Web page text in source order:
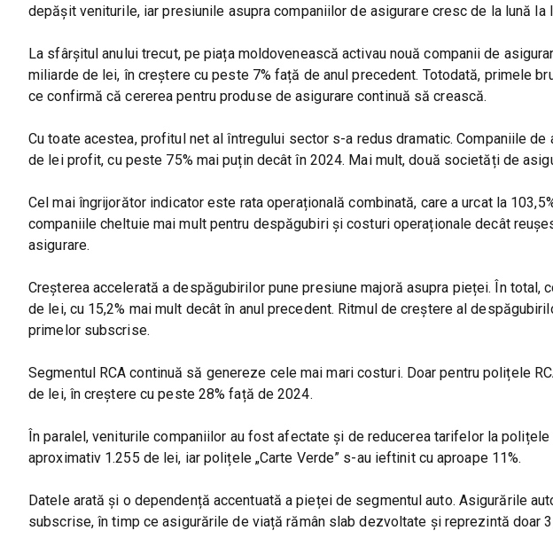
depășit veniturile, iar presiunile asupra companiilor de asigurare cresc de la lună la
La sfârșitul anului trecut, pe piața moldovenească activau nouă companii de
miliarde de lei, în creștere cu peste 7% față de anul precedent. Totodată, primele
ce confirmă că cererea pentru produse de asigurare continuă să crească.
Cu toate acestea, profitul net al întregului sector s-a redus dramatic. Companiile
de lei profit, cu peste 75% mai puțin decât în 2024. Mai mult, două societăți de
Cel mai îngrijorător indicator este rata operațională combinată, care a urcat la
companiile cheltuie mai mult pentru despăgubiri și costuri operaționale decât
asigurare.
Creșterea accelerată a despăgubirilor pune presiune majoră asupra pieței. În total,
de lei, cu 15,2% mai mult decât în anul precedent. Ritmul de creștere al
primelor subscrise.
Segmentul RCA continuă să genereze cele mai mari costuri. Doar pentru polițele
de lei, în creștere cu peste 28% față de 2024.
În paralel, veniturile companiilor au fost afectate și de reducerea tarifelor la polițele
aproximativ 1.255 de lei, iar polițele „Carte Verde” s-au ieftinit cu aproape 11%.
Datele arată și o dependență accentuată a pieței de segmentul auto. Asigurările
subscrise, în timp ce asigurările de viață rămân slab dezvoltate și reprezintă doar